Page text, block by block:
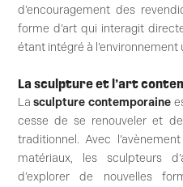
d’encouragement des
forme d’art qui interagit
étant intégré à l’environnement
La sculpture et l’art
Lasculpture contemporaine
cesse de se renouveler et
traditionnel. Avec
matériaux, les sculpteurs
d’explorer de nouvelles